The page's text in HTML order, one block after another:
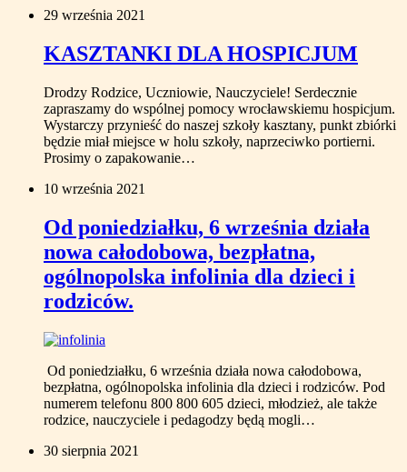
29 września 2021
KASZTANKI DLA HOSPICJUM
Drodzy Rodzice, Uczniowie, Nauczyciele! Serdecznie
zapraszamy do wspólnej pomocy wrocławskiemu hospicjum.
Wystarczy przynieść do naszej szkoły kasztany, punkt zbiórki
będzie miał miejsce w holu szkoły, naprzeciwko portierni.
Prosimy o zapakowanie…
10 września 2021
Od poniedziałku, 6 września działa
nowa całodobowa, bezpłatna,
ogólnopolska infolinia dla dzieci i
rodziców.
Od poniedziałku, 6 września działa nowa całodobowa,
bezpłatna, ogólnopolska infolinia dla dzieci i rodziców. Pod
numerem telefonu 800 800 605 dzieci, młodzież, ale także
rodzice, nauczyciele i pedagodzy będą mogli…
30 sierpnia 2021